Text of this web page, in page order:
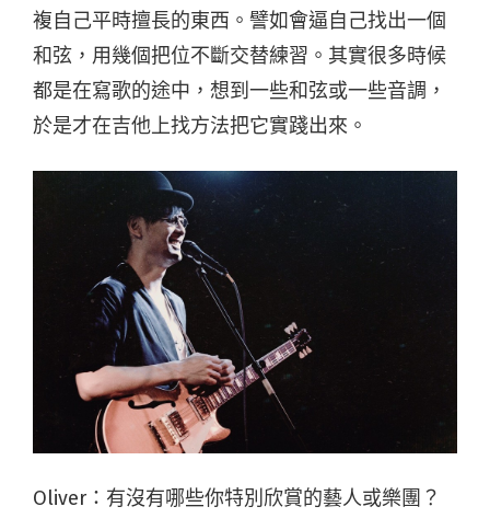
複自己平時擅長的東西。譬如會逼自己找出一個
和弦，用幾個把位不斷交替練習。其實很多時候
都是在寫歌的途中，想到一些和弦或一些音調，
於是才在吉他上找方法把它實踐出來。
Oliver：有沒有哪些你特別欣賞的藝人或樂團？